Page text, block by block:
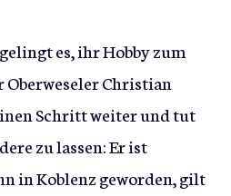
es, ihr Hobby zum
Oberweseler Christian
Schritt weiter und tut
zu lassen: Er ist
in Koblenz geworden, gilt